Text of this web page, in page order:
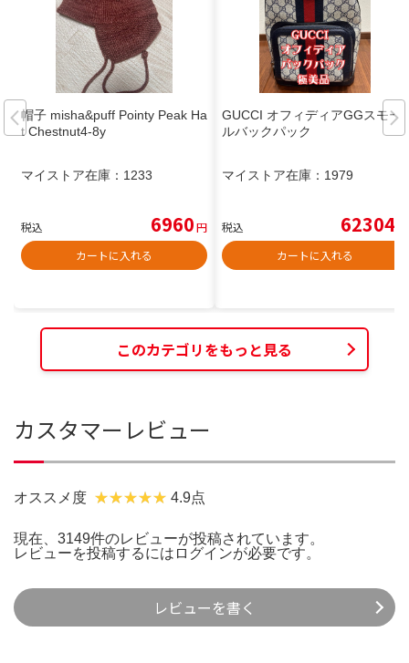
帽子 misha&puff Pointy Peak Ha
t Chestnut4-8y
マイストア在庫： 1233
税込 6960円
カートに入れる
GUCCI オフィディアGGスモー
ルバックパック
マイストア在庫： 1979
税込 62304
カートに入れる
このカテゴリをもっと見る
カスタマーレビュー
オススメ度 4.9点
現在、3149件のレビューが投稿されています。
レビューを投稿するには ログインが必要です。
レビューを書く